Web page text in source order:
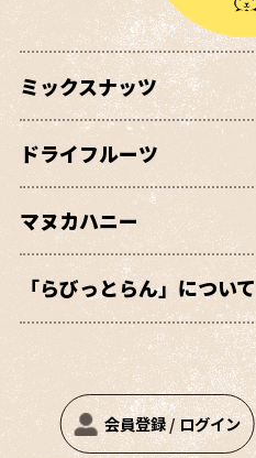
ミックスナッツ
ドライフルーツ
マヌカハニー
「らびっとらん」について
会員登録/ログイン